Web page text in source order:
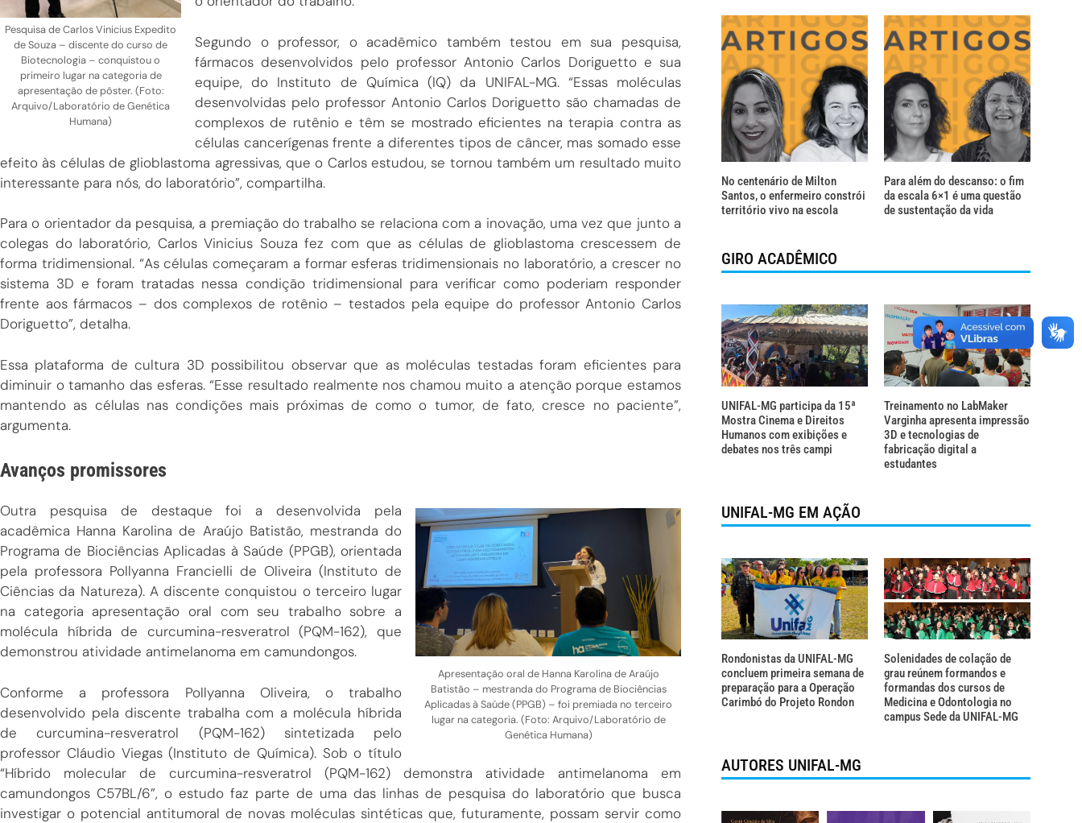
Pesquisa de Carlos Vinicius Expedito
de Souza – discente do curso de
Biotecnologia – conquistou o
primeiro lugar na categoria de
apresentação de pôster. (Foto:
Arquivo/Laboratório de Genética
Humana)
Segundo o professor, o acadêmico também testou em sua pesquisa,
fármacos desenvolvidos pelo professor Antonio Carlos Doriguetto e sua
equipe, do Instituto de Química (IQ) da UNIFAL-MG. “Essas moléculas
desenvolvidas pelo professor Antonio Carlos Doriguetto são chamadas de
complexos de rutênio e têm se mostrado eficientes na terapia contra as
células cancerígenas frente a diferentes tipos de câncer, mas somado esse
efeito às células de glioblastoma agressivas, que o Carlos estudou, se tornou também um resultado muito
interessante para nós, do laboratório”, compartilha.
Para o orientador da pesquisa, a premiação do trabalho se relaciona com a inovação, uma vez que junto a
colegas do laboratório, Carlos Vinicius Souza fez com que as células de glioblastoma crescessem de
forma tridimensional. “As células começaram a formar esferas tridimensionais no laboratório, a crescer no
sistema 3D e foram tratadas nessa condição tridimensional para verificar como poderiam responder
frente aos fármacos – dos complexos de rotênio – testados pela equipe do professor Antonio Carlos
Doriguetto”, detalha.
Essa plataforma de cultura 3D possibilitou observar que as moléculas testadas foram eficientes para
diminuir o tamanho das esferas. “Esse resultado realmente nos chamou muito a atenção porque estamos
mantendo as células nas condições mais próximas de como o tumor, de fato, cresce no paciente”,
argumenta.
Avanços promissores
Apresentação oral de Hanna Karolina de Araújo
Batistão – mestranda do Programa de Biociências
Aplicadas à Saúde (PPGB) – foi premiada no terceiro
lugar na categoria. (Foto: Arquivo/Laboratório de
Genética Humana)
Outra pesquisa de destaque foi a desenvolvida pela
acadêmica Hanna Karolina de Araújo Batistão, mestranda do
Programa de Biociências Aplicadas à Saúde (PPGB), orientada
pela professora Pollyanna Francielli de Oliveira (Instituto de
Ciências da Natureza). A discente conquistou o terceiro lugar
na categoria apresentação oral com seu trabalho sobre a
molécula híbrida de curcumina-resveratrol (PQM-162), que
demonstrou atividade antimelanoma em camundongos.
Conforme a professora Pollyanna Oliveira, o trabalho
desenvolvido pela discente trabalha com a molécula híbrida
de curcumina-resveratrol (PQM-162) sintetizada pelo
professor Cláudio Viegas (Instituto de Química). Sob o título
“Híbrido molecular de curcumina-resveratrol (PQM-162) demonstra atividade antimelanoma em
camundongos C57BL/6”, o estudo faz parte de uma das linhas de pesquisa do laboratório que busca
investigar o potencial antitumoral de novas moléculas sintéticas que, futuramente, possam servir como
No centenário de Milton
Santos, o enfermeiro constrói
território vivo na escola
Para além do descanso: o fim
da escala 6×1 é uma questão
de sustentação da vida
GIRO ACADÊMICO
UNIFAL-MG participa da 15ª
Mostra Cinema e Direitos
Humanos com exibições e
debates nos três campi
Treinamento no LabMaker
Varginha apresenta impressão
3D e tecnologias de
fabricação digital a
estudantes
UNIFAL-MG EM AÇÃO
Rondonistas da UNIFAL-MG
concluem primeira semana de
preparação para a Operação
Carimbó do Projeto Rondon
Solenidades de colação de
grau reúnem formandos e
formandas dos cursos de
Medicina e Odontologia no
campus Sede da UNIFAL-MG
AUTORES UNIFAL-MG